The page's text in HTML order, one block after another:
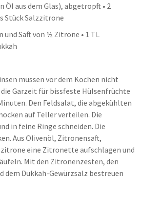
Öl aus dem Glas), abgetropft • 2
Stück Salzzitrone
und Saft von ½ Zitrone • 1 TL
müssen vor dem Kochen nicht
Garzeit für bissfeste Hülsenfrüchte
Den Feldsalat, die abgekühlten
auf Teller verteilen. Die
in feine Ringe schneiden. Die
Aus Olivenöl, Zitronensaft,
eine Zitronette aufschlagen und
Mit den Zitronenzesten, den
dem Dukkah-Gewürzsalz bestreuen